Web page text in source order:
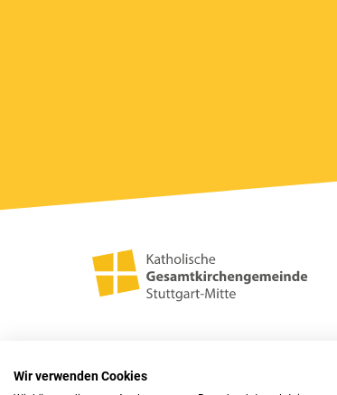
Wir verwenden Cookies